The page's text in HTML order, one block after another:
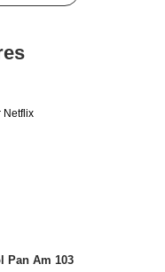
Netflix
Pan Am 103